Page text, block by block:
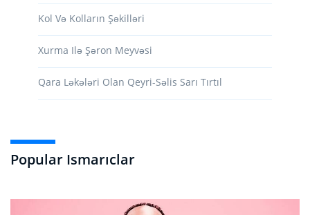
Kol Və Kolların Şəkilləri
Xurma Ilə Şəron Meyvəsi
Qara Ləkələri Olan Qeyri-Səlis Sarı Tırtıl
Popular Ismarıclar